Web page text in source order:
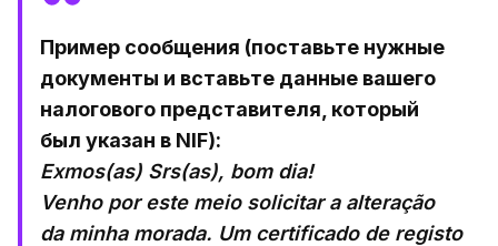
Пример сообщения (поставьте нужные
документы и вставьте данные вашего
налогового представителя, который
был указан в NIF):
Exmos(as) Srs(as), bom dia!
Venho por este meio solicitar a alteração
da minha morada. Um certificado de registo